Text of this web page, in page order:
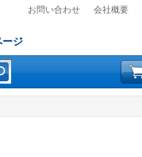
お問い合わせ 会社概要
ージ